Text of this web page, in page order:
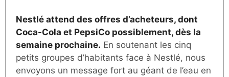
Nestlé attend des offres d’acheteurs, dont
Coca-Cola et PepsiCo possiblement, dès la
semaine prochaine. En soutenant les cinq
petits groupes d’habitants face à Nestlé, nous
envoyons un message fort au géant de l’eau en